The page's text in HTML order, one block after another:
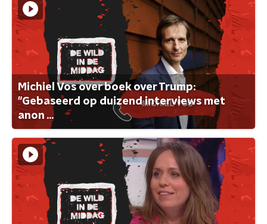
Michiel Vos over boek over Trump:
"Gebaseerd op duizend interviews met
anon ...